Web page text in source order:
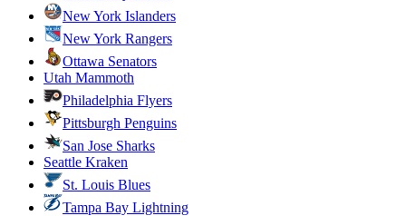
New York Islanders
New York Rangers
Ottawa Senators
Utah Mammoth
Philadelphia Flyers
Pittsburgh Penguins
San Jose Sharks
Seattle Kraken
St. Louis Blues
Tampa Bay Lightning